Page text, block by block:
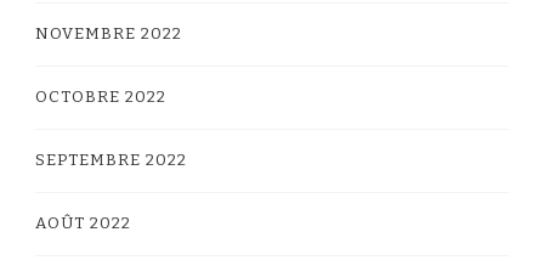
NOVEMBRE 2022
OCTOBRE 2022
SEPTEMBRE 2022
AOÛT 2022